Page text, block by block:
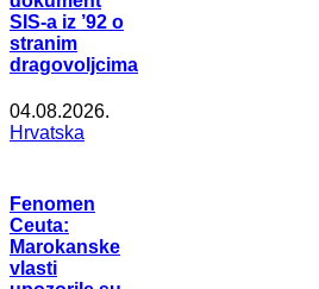
SIS-a iz ’92 o
stranim
dragovoljcima
04.08.2026.
Hrvatska
Fenomen
Ceuta:
Marokanske
vlasti